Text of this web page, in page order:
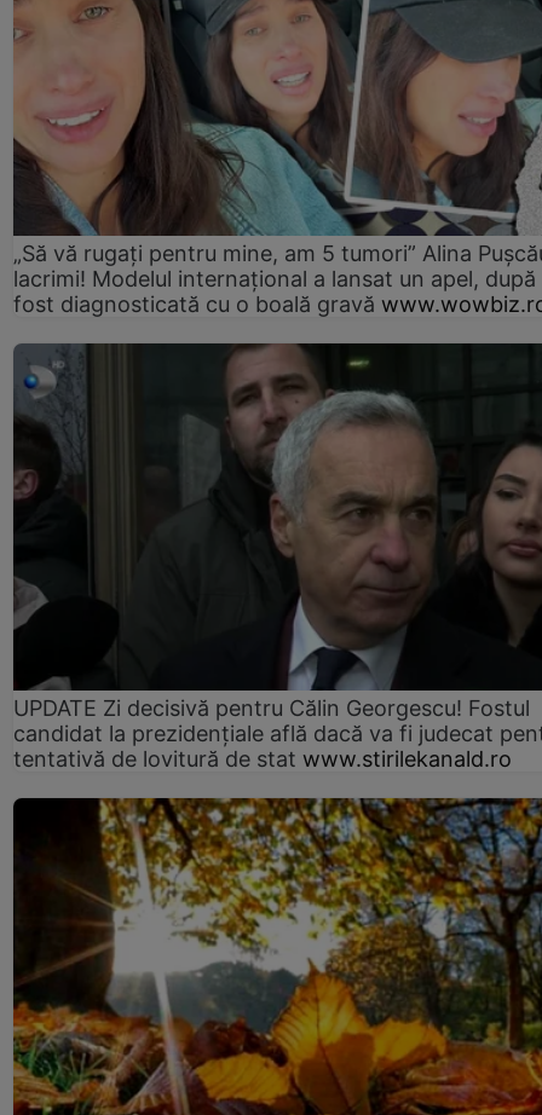
„Să vă rugați pentru mine, am 5 tumori” Alina
lacrimi! Modelul internațional a lansat un apel, după
fost diagnosticată cu o boală gravă
UPDATE Zi decisivă pentru Călin Georgescu! Fostul
candidat la prezidențiale află dacă va fi judecat
tentativă de lovitură de stat www.stirilekanald.ro